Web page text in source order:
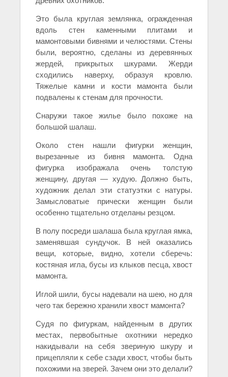
Это была круглая землянка, огражденная
вдоль стен каменными плитами и
мамонтовыми бивнями и челюстями. Стены
были, вероятно, сделаны из деревянных
жердей, прикрытых шкурами. Жерди
сходились наверху, образуя кровлю.
Тяжелые камни и кости мамонта были
подвалены к стенам для прочности.
Снаружи такое жилье было похоже на
большой шалаш.
Около стен нашли фигурки женщин,
вырезанные из бивня мамонта. Одна
фигурка изображала очень толстую
женщину, другая — худую. Должно быть,
художник делал эти статуэтки с натуры.
Замысловатые прически женщин были
особенно тщательно отделаны резцом.
В полу посреди шалаша была круглая ямка,
заменявшая сундучок. В ней оказались
вещи, которые, видно, хотели сберечь:
костяная игла, бусы из клыков песца, хвост
мамонта.
Иглой шили, бусы надевали на шею, но для
чего так бережно хранили хвост мамонта?
Судя по фигуркам, найденным в других
местах, первобытные охотники нередко
накидывали на себя звериную шкуру и
прицепляли к себе сзади хвост, чтобы быть
похожими на зверей. Зачем они это делали?